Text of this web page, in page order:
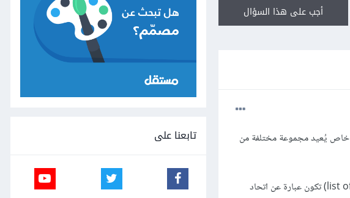
أجب على هذا السؤال
في مشروع جانغو Django لدي نموذجين Models. ولكل نموذج من النموذجين تابع manager خاص يُعيد مجموعة مختلفة من
هل هناك أي طريقة للحصول على مجموعة استعلام QuerySet (أو مجرد قائمة كائنات list of objects) تكون عبارة عن اتحاد
تابعنا على